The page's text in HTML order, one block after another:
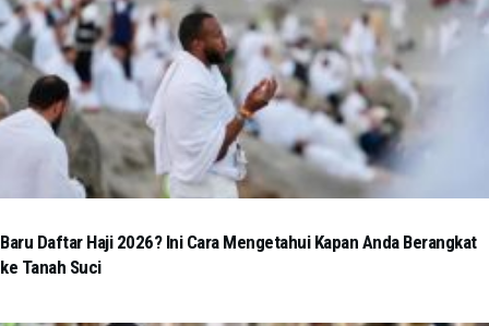
Baru Daftar Haji 2026? Ini Cara Mengetahui Kapan Anda Berangkat
ke Tanah Suci